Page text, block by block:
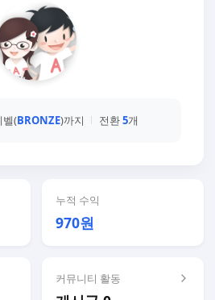
벨(BRONZE)까지 전환5개
누적 수익
970원
커뮤니티 활동